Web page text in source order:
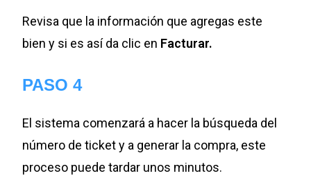
Revisa que la información que agregas este
bien y si es así da clic en Facturar.
PASO 4
El sistema comenzará a hacer la búsqueda del
número de ticket y a generar la compra, este
proceso puede tardar unos minutos.